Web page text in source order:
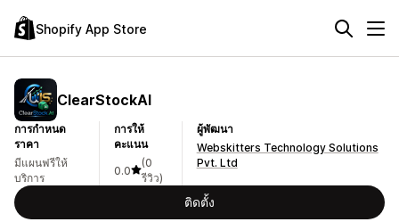
Shopify App Store
ClearStockAI
การกำหนด
ราคา
มีแผนฟรีให้
บริการ
การให้
คะแนน
0.0
(0
รีวิว)
ผู้พัฒนา
Webskitters Technology Solutions
Pvt. Ltd
ติดตั้ง